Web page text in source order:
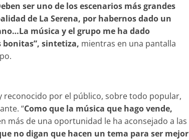
ser uno de los escenarios más grandes
de La Serena, por habernos dado un
música y el grupo me ha dado
bonitas”, sintetiza, mientras en una pantalla
reconocido por el público, sobre todo popular,
“Como que la música que hago vende,
más de una oportunidad le ha aconsejado a las
no digan que hacen un tema para ser mejor